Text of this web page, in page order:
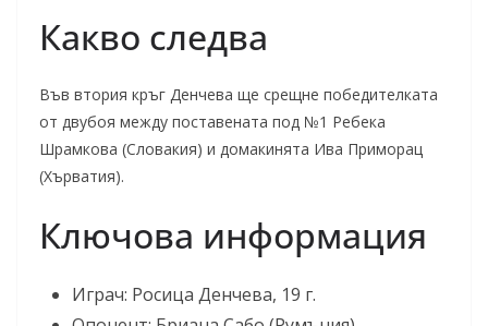
Какво следва
Във втория кръг Денчева ще срещне победителката
от двубоя между поставената под №1 Ребека
Шрамкова (Словакия) и домакинята Ива Приморац
(Хърватия).
Ключова информация
Играч: Росица Денчева, 19 г.